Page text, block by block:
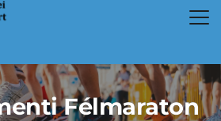
Félmaraton